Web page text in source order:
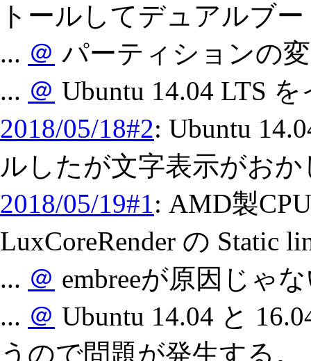
トールしてデュアルブー
... ＠ パーティションの
... ＠ Ubuntu 14.04 LTS
2018/05/18#2: Ubuntu
ルしたが文字表示がおか
2018/05/19#1: AMD製
LuxCoreRender の Static
... ＠ embreeが原因じゃ
... ＠ Ubuntu 14.04 と
うので問題が発生する。